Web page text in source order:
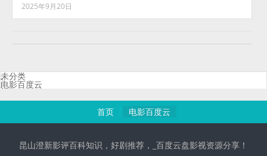
2025年9月20日
未分类
电影百度云
首页 电影百度云
昆山澄新影评百科知识，好剧推荐，_百度云盘影视资源分享！